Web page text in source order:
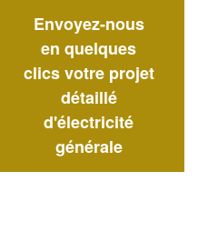
Envoyez-nous
en quelques
clics votre projet
détaillé
d'électricité
générale